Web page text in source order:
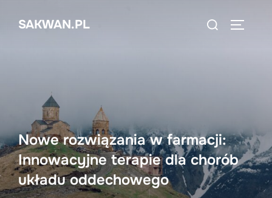
SAKWAN.PL
Search
Nowe rozwiązania w farmacji:
Innowacyjne terapie dla chorób
układu oddechowego